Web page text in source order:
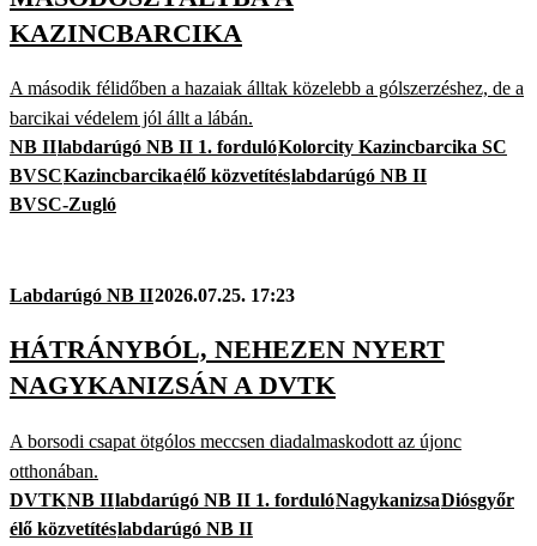
KAZINCBARCIKA
A második félidőben a hazaiak álltak közelebb a gólszerzéshez, de a
barcikai védelem jól állt a lábán.
NB IIlabdarúgó NB II 1. fordulóKolorcity Kazincbarcika SC
BVSCKazincbarcikaélő közvetítéslabdarúgó NB II
BVSC-Zugló
Labdarúgó NB II2026.07.25. 17:23
HÁTRÁNYBÓL, NEHEZEN NYERT
NAGYKANIZSÁN A DVTK
A borsodi csapat ötgólos meccsen diadalmaskodott az újonc
otthonában.
DVTKNB IIlabdarúgó NB II 1. fordulóNagykanizsaDiósgyőr
élő közvetítéslabdarúgó NB II